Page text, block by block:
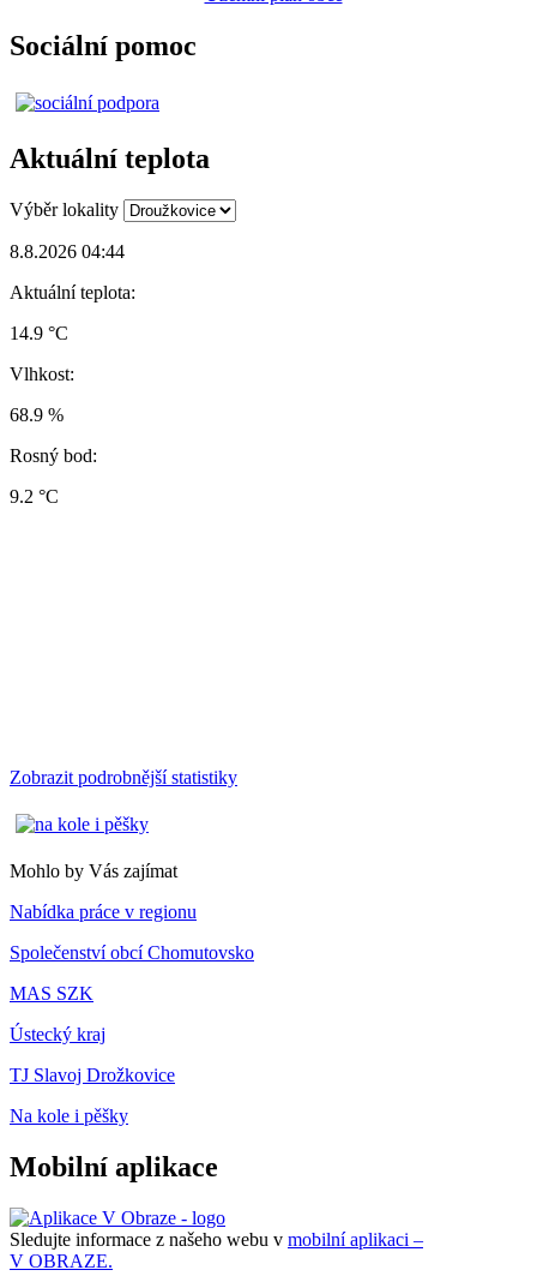
Sociální pomoc
Aktuální teplota
Výběr lokality
8.8.2026 04:44
Aktuální teplota:
14.9 °C
Vlhkost:
68.9 %
Rosný bod:
9.2 °C
Zobrazit podrobnější statistiky
Mohlo by Vás zajímat
Nabídka práce v regionu
Společenství obcí Chomutovsko
MAS SZK
Ústecký kraj
TJ Slavoj Drožkovice
Na kole i pěšky
Mobilní aplikace
Sledujte informace z našeho webu v mobilní aplikaci –
V OBRAZE.